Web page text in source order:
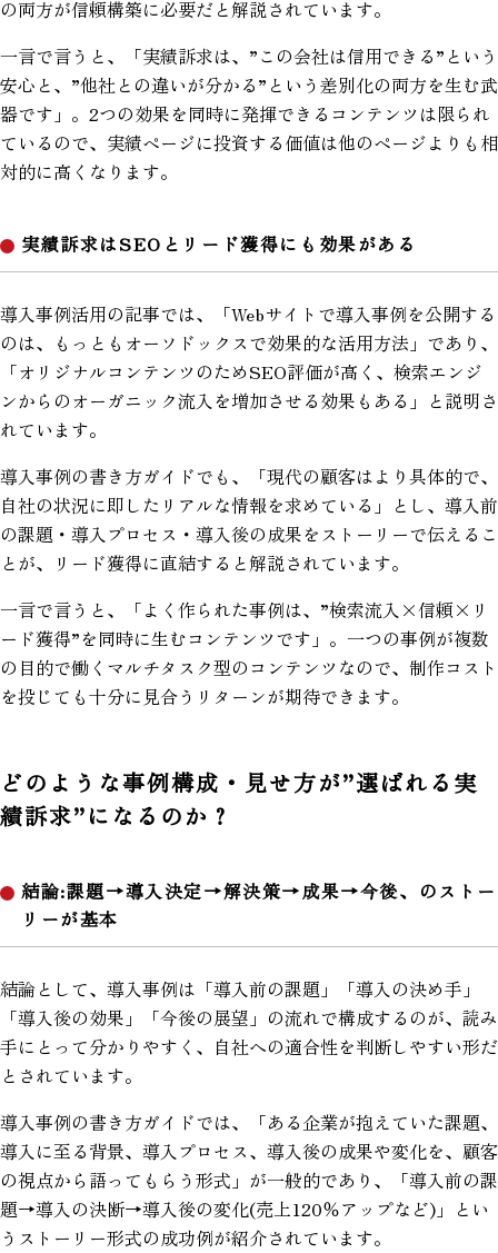
の両方が信頼構築に必要だと解説されています。
一言で言うと、「実績訴求は、”この会社は信用できる”という
安心と、”他社との違いが分かる”という差別化の両方を生む武
器です」。2つの効果を同時に発揮できるコンテンツは限られ
ているので、実績ページに投資する価値は他のページよりも相
対的に高くなります。
実績訴求はSEOとリード獲得にも効果がある
導入事例活用の記事では、「Webサイトで導入事例を公開する
のは、もっともオーソドックスで効果的な活用方法」であり、
「オリジナルコンテンツのためSEO評価が高く、検索エンジ
ンからのオーガニック流入を増加させる効果もある」と説明さ
れています。
導入事例の書き方ガイドでも、「現代の顧客はより具体的で、
自社の状況に即したリアルな情報を求めている」とし、導入前
の課題・導入プロセス・導入後の成果をストーリーで伝えるこ
とが、リード獲得に直結すると解説されています。
一言で言うと、「よく作られた事例は、”検索流入×信頼×リ
ード獲得”を同時に生むコンテンツです」。一つの事例が複数
の目的で働くマルチタスク型のコンテンツなので、制作コスト
を投じても十分に見合うリターンが期待できます。
どのような事例構成・見せ方が”選ばれる実
績訴求”になるのか？
結論:課題→導入決定→解決策→成果→今後、のストー
リーが基本
結論として、導入事例は「導入前の課題」「導入の決め手」
「導入後の効果」「今後の展望」の流れで構成するのが、読み
手にとって分かりやすく、自社への適合性を判断しやすい形だ
とされています。
導入事例の書き方ガイドでは、「ある企業が抱えていた課題、
導入に至る背景、導入プロセス、導入後の成果や変化を、顧客
の視点から語ってもらう形式」が一般的であり、「導入前の課
題→導入の決断→導入後の変化(売上120％アップなど)」とい
うストーリー形式の成功例が紹介されています。